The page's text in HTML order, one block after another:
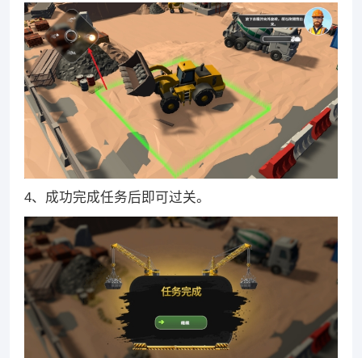
4、成功完成任务后即可过关。